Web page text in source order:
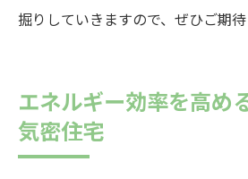
掘りしていきますので、ぜひご期待
エネルギー効率を高め
気密住宅